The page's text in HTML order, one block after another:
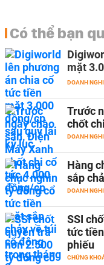
Có thể bạn
mặt
DOANH
Trước
chốt
DOANH
Hàng
sắp
DOANH
SSI
tức
phiếu
CHỨNG